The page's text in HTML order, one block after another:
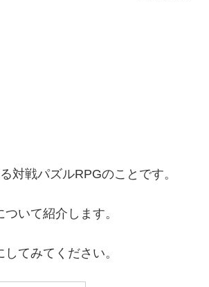
対戦パズルRPGのことです。
いて紹介します。
てみてください。